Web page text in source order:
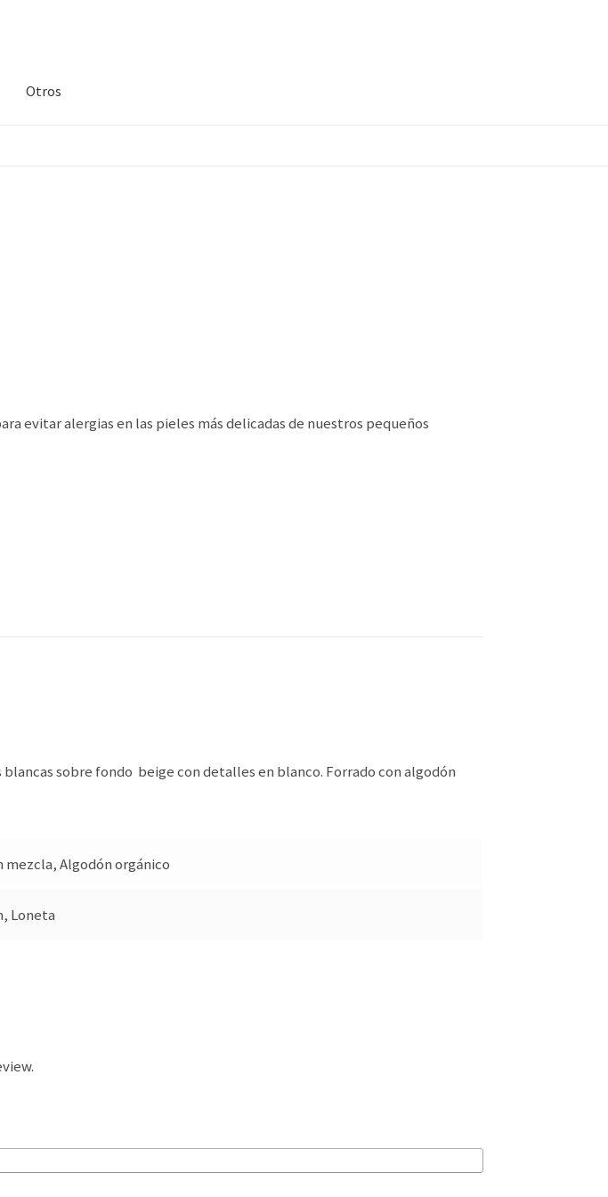
Otros
evitar alergias en las pieles más delicadas de nuestros pequeños
sobre fondo beige con detalles en blanco. Forrado con algodón
mezcla, Algodón orgánico
Loneta